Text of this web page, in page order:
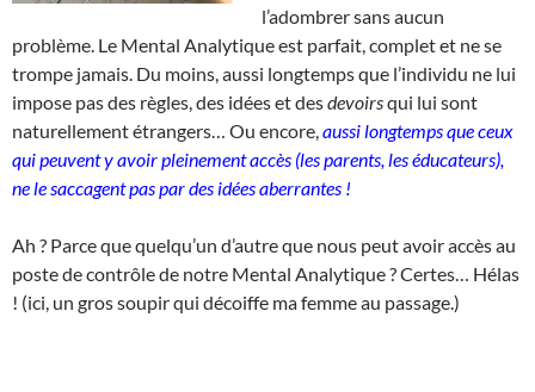
l’adombrer sans aucun
problème. Le Mental Analytique est parfait, complet et ne se
trompe jamais. Du moins, aussi longtemps que l’individu ne lui
impose pas des règles, des idées et desdevoirsqui lui sont
naturellement étrangers… Ou encore, aussi longtemps que ceux
qui peuvent y avoir pleinement accès (les parents, les éducateurs),
ne le saccagent pas par des idées aberrantes !
Ah ? Parce que quelqu’un d’autre que nous peut avoir accès au
poste de contrôle de notre Mental Analytique ? Certes… Hélas
! (ici, un gros soupir qui décoiffe ma femme au passage.)